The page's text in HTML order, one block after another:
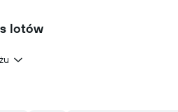
lotów